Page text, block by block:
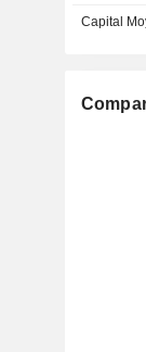
Capital